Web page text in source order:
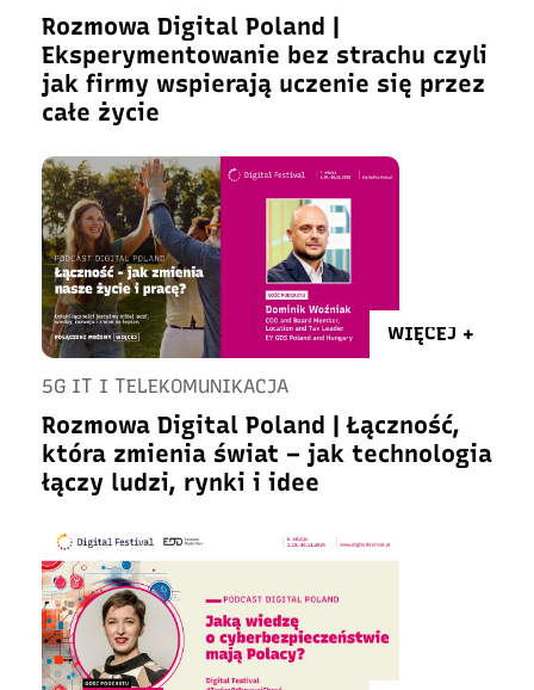
Rozmowa Digital Poland |
Eksperymentowanie bez strachu czyli
jak firmy wspierają uczenie się przez
całe życie
WIĘCEJ +
5G IT I TELEKOMUNIKACJA
Rozmowa Digital Poland | Łączność,
która zmienia świat – jak technologia
łączy ludzi, rynki i idee